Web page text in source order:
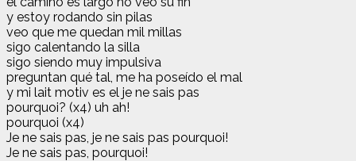
y estoy rodando sin pilas
veo que me quedan mil millas
sigo calentando la silla
sigo siendo muy impulsiva
preguntan qué tal, me ha poseído el mal
y mi lait motiv es el je ne sais pas
pourquoi? (x4) uh ah!
pourquoi (x4)
Je ne sais pas, je ne sais pas pourquoi!
Je ne sais pas, pourquoi!